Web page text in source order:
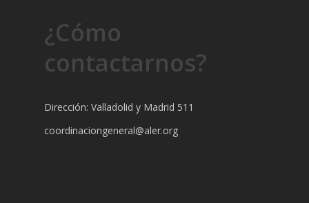
¿Cómo
contactarnos?
Dirección: Valladolid y Madrid 511
coordinaciongeneral@aler.org